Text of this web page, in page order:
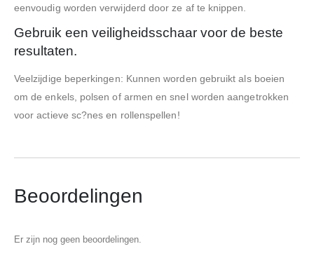
eenvoudig worden verwijderd door ze af te knippen.
Gebruik een veiligheidsschaar voor de beste
resultaten.
Veelzijdige beperkingen: Kunnen worden gebruikt als boeien
om de enkels, polsen of armen en snel worden aangetrokken
voor actieve sc?nes en rollenspellen!
Beoordelingen
Er zijn nog geen beoordelingen.